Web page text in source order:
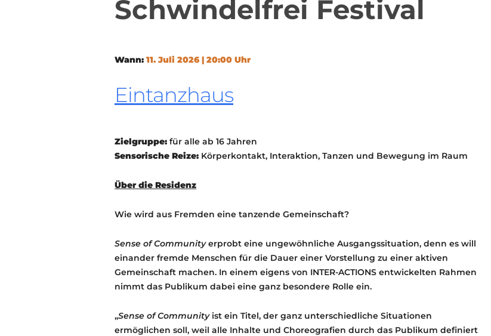
KONTAKT
KULTURPASS DIGITAL
Schwindelfrei Festival
Wann: 11. Juli 2026 | 20:00 Uhr
Eintanzhaus
Zielgruppe: für alle ab 16 Jahren
Sensorische Reize: Körperkontakt, Interaktion, Tanzen und Bewegung im Raum
Über die Residenz
Wie wird aus Fremden eine tanzende Gemeinschaft?
Sense of Communityerprobt eine ungewöhnliche Ausgangssituation, denn es will
einander fremde Menschen für die Dauer einer Vorstellung zu einer aktiven
Gemeinschaft machen. In einem eigens von INTER-ACTIONS entwickelten Rahmen
nimmt das Publikum dabei eine ganz besondere Rolle ein.
„Sense of Communityist ein Titel, der ganz unterschiedliche Situationen
ermöglichen soll, weil alle Inhalte und Choreografien durch das Publikum definiert